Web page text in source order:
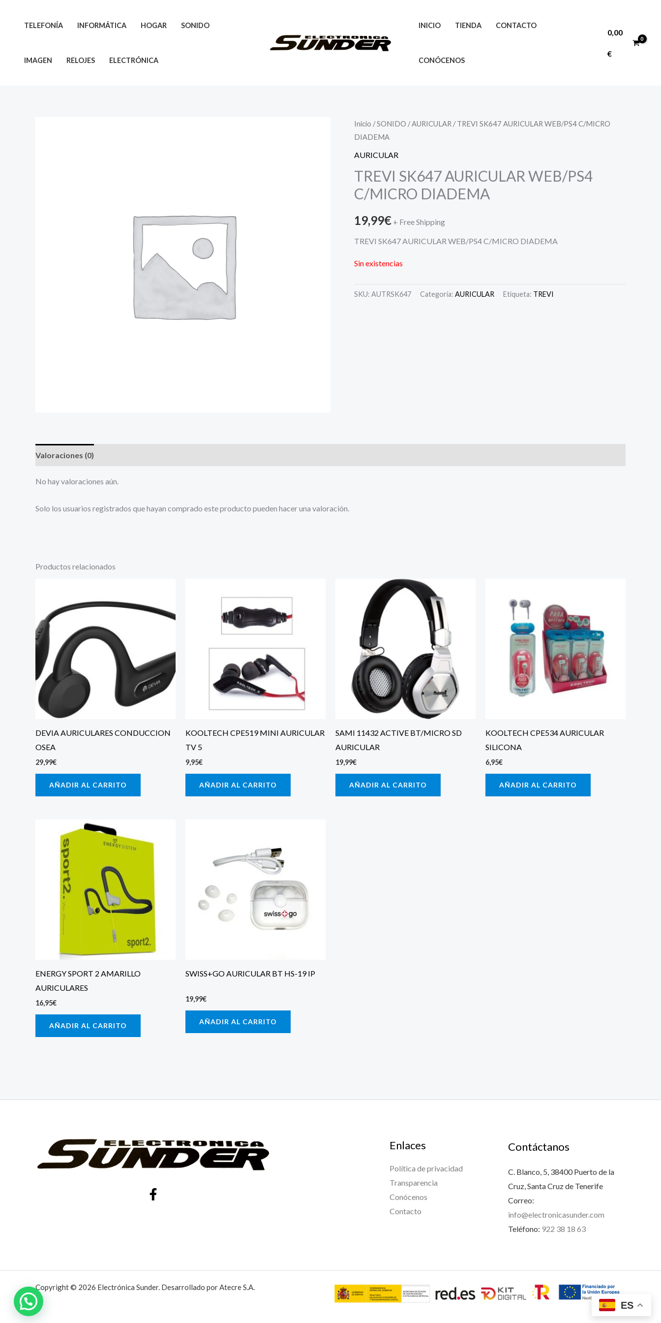
TELEFONÍA INFORMÁTICA HOGAR SONIDO
IMAGEN RELOJES ELECTRÓNICA
INICIO TIENDA CONTACTO
CONÓCENOS
0,00
€
Inicio /SONIDO /AURICULAR / TREVI SK647 AURICULAR WEB/PS4 C/MICRO
DIADEMA
AURICULAR
TREVI SK647 AURICULAR WEB/PS4
C/MICRO DIADEMA
19,99€ + Free Shipping
TREVI SK647 AURICULAR WEB/PS4 C/MICRO DIADEMA
Sin existencias
SKU: AUTRSK647 Categoría: AURICULAR Etiqueta: TREVI
Valoraciones (0)
No hay valoraciones aún.
Solo los usuarios registrados que hayan comprado este producto pueden hacer una valoración.
Productos relacionados
DEVIA AURICULARES CONDUCCION
OSEA
29,99€
AÑADIR AL CARRITO
KOOLTECH CPE519 MINI AURICULAR
TV 5
9,95€
AÑADIR AL CARRITO
SAMI 11432 ACTIVE BT/MICRO SD
AURICULAR
19,99€
AÑADIR AL CARRITO
KOOLTECH CPE534 AURICULAR
SILICONA
6,95€
AÑADIR AL CARRITO
ENERGY SPORT 2 AMARILLO
AURICULARES
16,95€
AÑADIR AL CARRITO
SWISS+GO AURICULAR BT HS-19 IP
19,99€
AÑADIR AL CARRITO
Enlaces
Política de privacidad
Transparencia
Conócenos
Contacto
Contáctanos
C. Blanco, 5, 38400 Puerto de la
Cruz, Santa Cruz de Tenerife
Correo:
info@electronicasunder.com
Teléfono: 922 38 18 63
Copyright © 2026 Electrónica Sunder. Desarrollado por Atecre S.A.
ES